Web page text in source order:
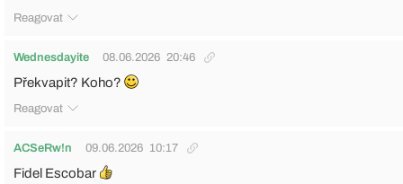
Reagovat
Wednesdayite 08.06.2026 20:46
Překvapit? Koho?
Reagovat
ACSeRw!n 09.06.2026 10:17
Fidel Escobar